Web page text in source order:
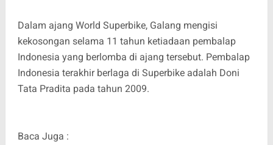
Dalam ajang World Superbike, Galang mengisi
kekosongan selama 11 tahun ketiadaan pembalap
Indonesia yang berlomba di ajang tersebut. Pembalap
Indonesia terakhir berlaga di Superbike adalah Doni
Tata Pradita pada tahun 2009.
Baca Juga :